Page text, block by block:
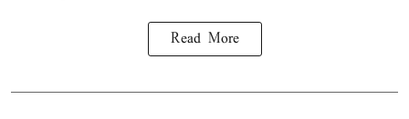
Read More